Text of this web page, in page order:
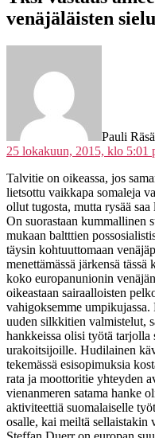
venäjäläisten
Pauli
25 lokakuun, 2015, klo 5:01
Talvitie on oikeassa, jos
lietsottu vaikkapa somaleja
ollut tugosta, mutta rysää
On suorastaan kummallinen
mukaan baltttien
täysin kohtuuttomaan
menettämässä järkensä tässä
koko europanunionin
oikeastaan sairaalloisten
vahigoksemme umpikujassa.
uuden silkkitien valmistelut,
hankkeissa olisi työtä
urakoitsijoille. Hudilainen
tekemässä esisopimuksia
rata ja moottoritie yhteyden
vienanmeren satama hanke
aktiviteettiä suomalaiselle
osalle, kai meiltä sellaistakin